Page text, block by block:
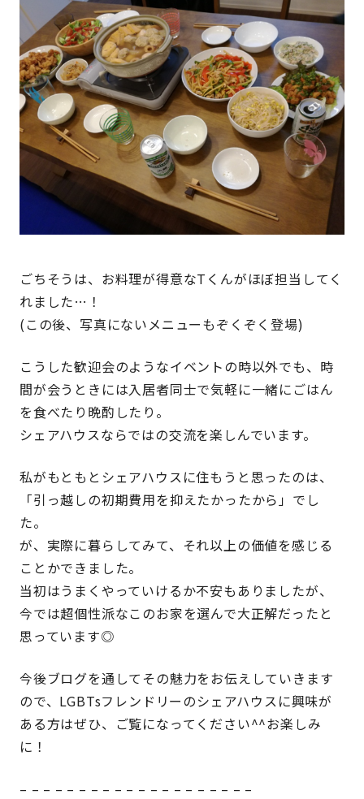
ごちそうは、お料理が得意なTくんがほぼ担当してく
れました…！
(この後、写真にないメニューもぞくぞく登場)
こうした歓迎会のようなイベントの時以外でも、時
間が会うときには入居者同士で気軽に一緒にごはん
を食べたり晩酌したり。
シェアハウスならではの交流を楽しんでいます。
私がもともとシェアハウスに住もうと思ったのは、
「引っ越しの初期費用を抑えたかったから」でし
た。
が、実際に暮らしてみて、それ以上の価値を感じる
ことかできました。
当初はうまくやっていけるか不安もありましたが、
今では超個性派なこのお家を選んで大正解だったと
思っています◎
今後ブログを通してその魅力をお伝えしていきます
ので、LGBTsフレンドリーのシェアハウスに興味が
ある方はぜひ、ご覧になってください^^お楽しみ
に！
– – – – – – – – – – – – – – – – – – – –